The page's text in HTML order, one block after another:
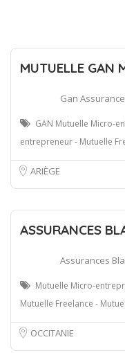
MUTUELLE GAN
Gan
GAN Mutuelle Micro-
entrepreneur - Mutuelle
ARIÈGE
ASSURANCES
Assurances
Mutuelle Micro-
Mutuelle Freelance -
OCCITANIE